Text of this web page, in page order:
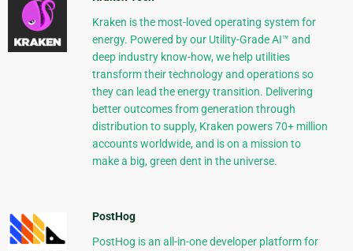
Kraken is the most-loved operating system for
energy. Powered by our Utility-Grade AI™ and
deep industry know-how, we help utilities
transform their technology and operations so
they can lead the energy transition. Delivering
better outcomes from generation through
distribution to supply, Kraken powers 70+ million
accounts worldwide, and is on a mission to
make a big, green dent in the universe.
PostHog
PostHog is an all-in-one developer platform for